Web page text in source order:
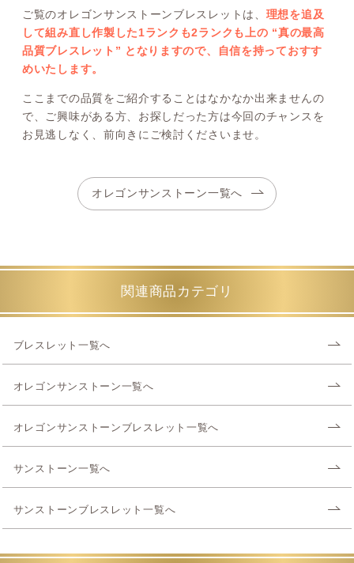
ご覧のオレゴンサンストーンブレスレットは、 理想を追及
して組み直し作製した1ランクも2ランクも上の “真の最高
品質ブレスレット” となりますので、自信を持っておすす
めいたします。
ここまでの品質をご紹介することはなかなか出来ませんの
で、ご興味がある方、お探しだった方は今回のチャンスを
お見逃しなく、前向きにご検討くださいませ。
オレゴンサンストーン一覧へ
関連商品カテゴリ
ブレスレット一覧へ
オレゴンサンストーン一覧へ
オレゴンサンストーンブレスレット一覧へ
サンストーン一覧へ
サンストーンブレスレット一覧へ